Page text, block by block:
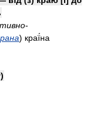
) краї́на